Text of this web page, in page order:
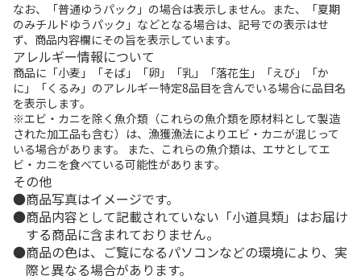
なお、「普通ゆうパック」の場合は表示しません。また、「夏期
のみチルドゆうパック」などとなる場合は、記号での表示はせ
ず、商品内容欄にその旨を表示しています。
アレルギー情報について
商品に「小麦」「そば」「卵」「乳」「落花生」「えび」「か
に」「くるみ」のアレルギー特定8品目を含んでいる場合に品目名
を表示します。
※エビ・カニを除く魚介類（これらの魚介類を原材料として製造
された加工品も含む）は、漁獲漁法によりエビ・カニが混じって
いる場合があります。 また、これらの魚介類は、エサとしてエ
ビ・カニを食べている可能性があります。
その他
商品写真はイメージです。
商品内容として記載されていない「小道具類」はお届け
する商品に含まれておりません。
商品の色は、ご覧になるパソコンなどの環境により、実
際と異なる場合があります。